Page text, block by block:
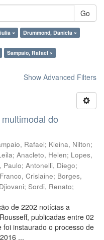
Go
×
Drummond, Daniela ×
Sampaio, Rafael ×
Show Advanced Filters
do
Rafael; Kleina, Nilton;
; Anacleto, Helen; Lopes,
Paulo; Antonelli, Diego;
Franco, Crislaine; Borges,
; Sordi, Renato;
de 2202 notícias a
publicadas entre 02
instaurado o processo de
...